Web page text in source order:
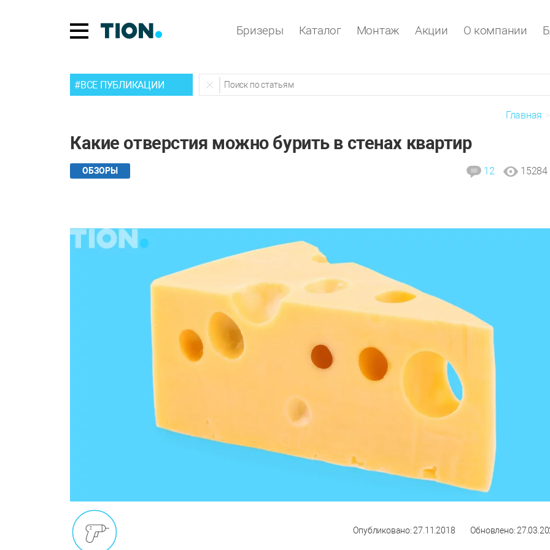
Бризеры Каталог Монтаж Акции О компании
#ВСЕ ПУБЛИКАЦИИ
Главная
Какие отверстия можно бурить в стенах квартир
ОБЗОРЫ 12 15284
Опубликовано: 27.11.2018 Обновлено: